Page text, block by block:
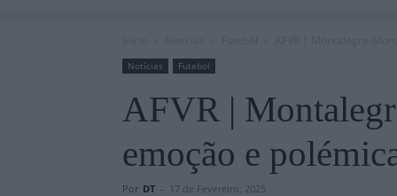
Notícias Futebol
AFVR |
emoção e
Por DT - 17 de Fevereiro, 2025